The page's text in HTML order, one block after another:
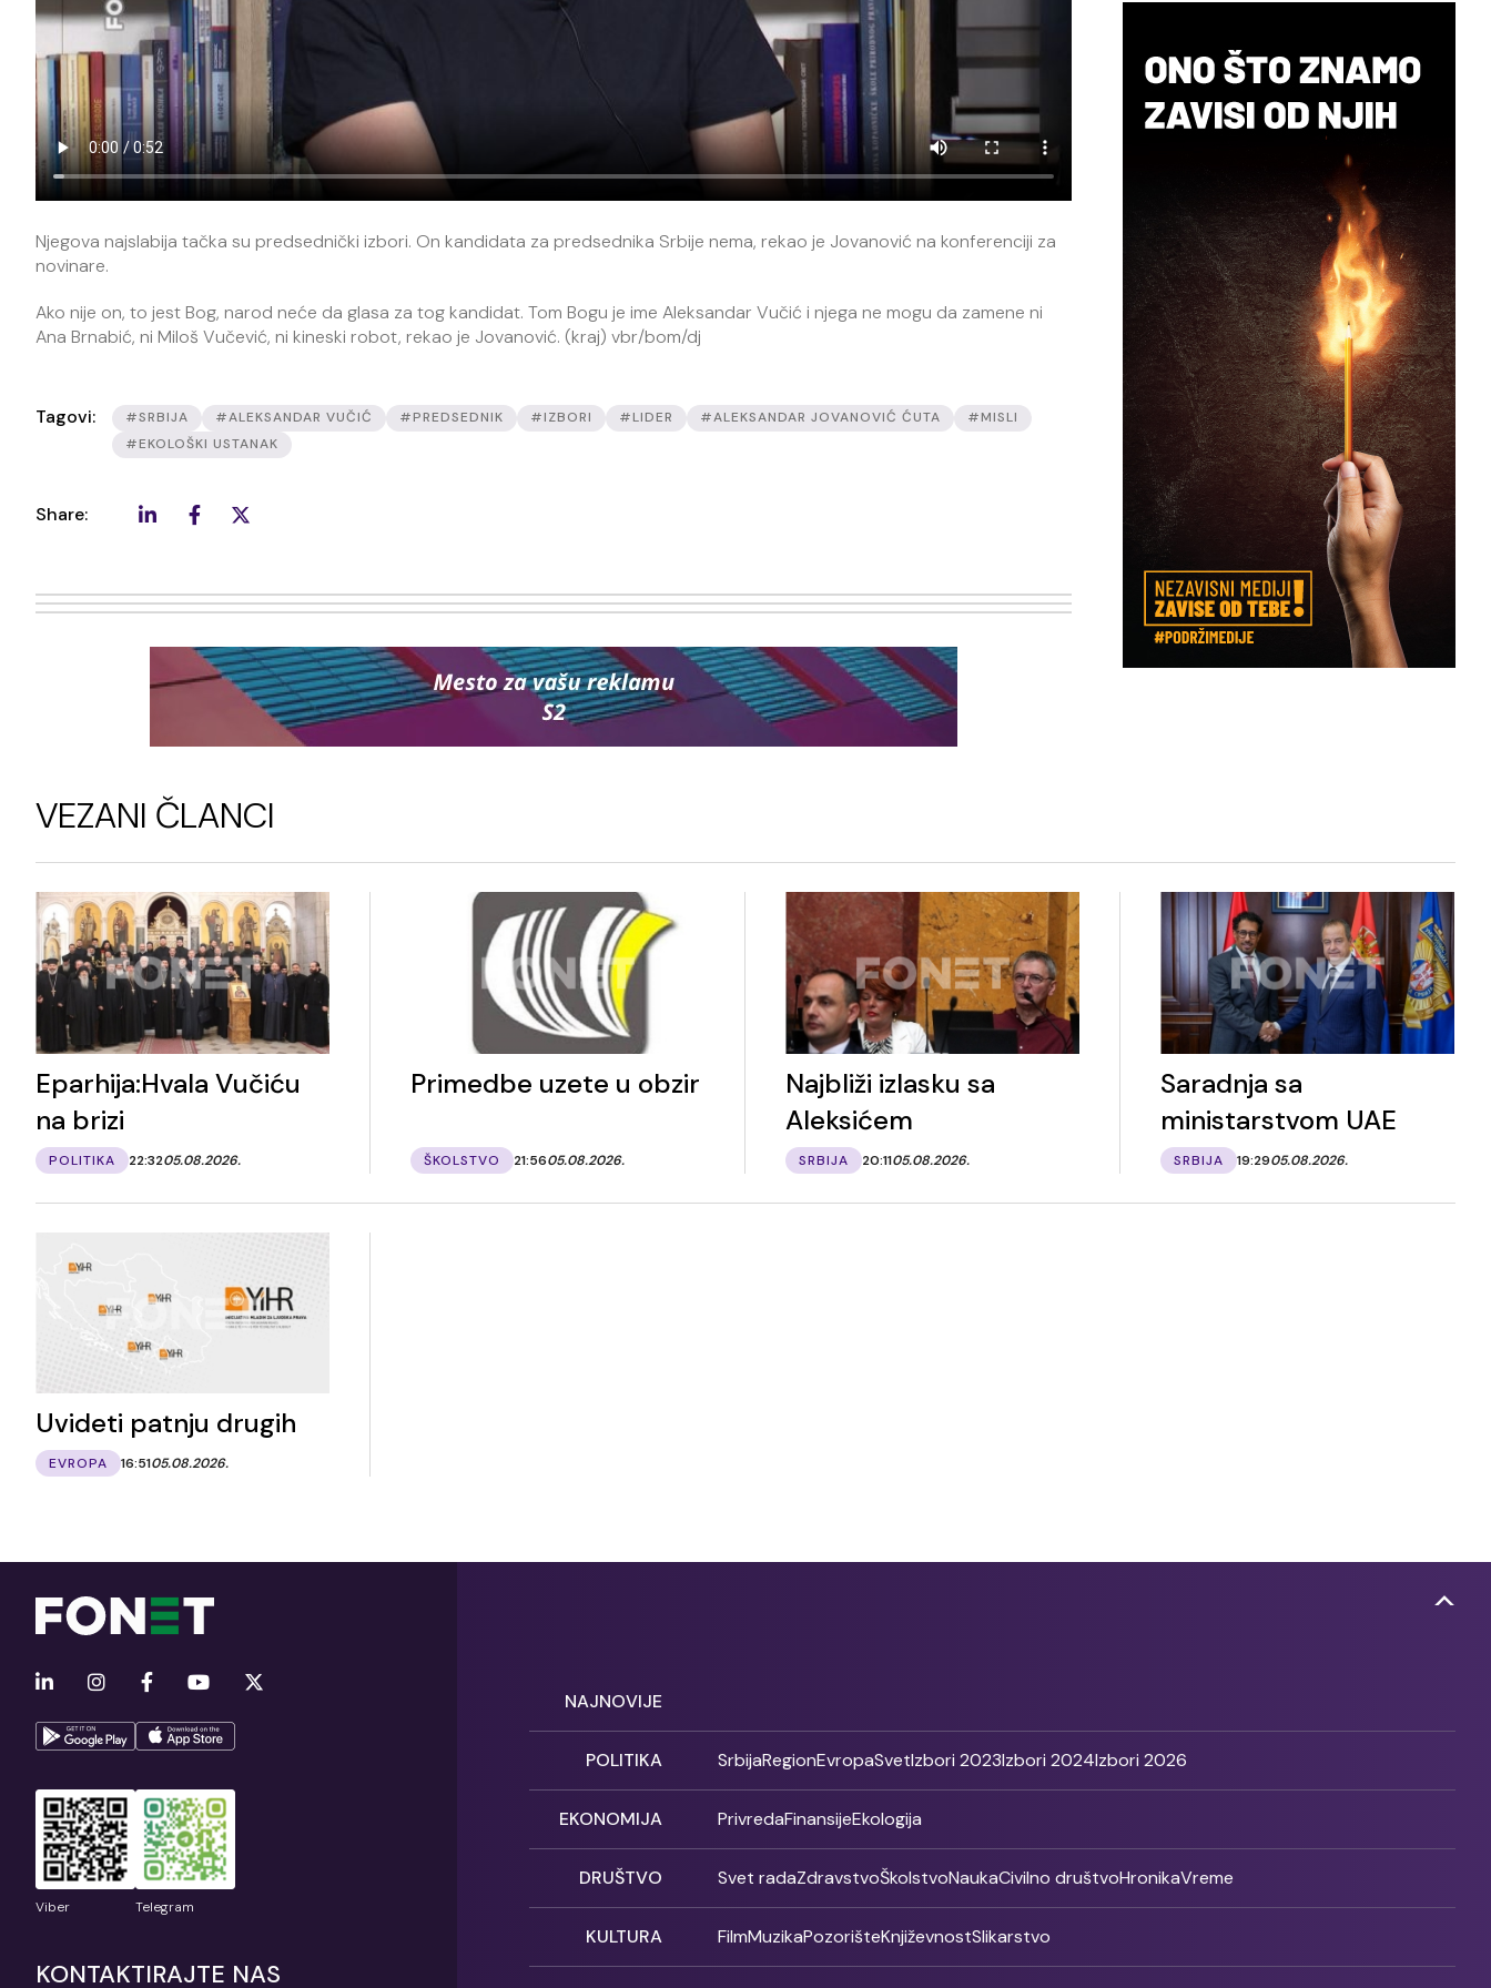
Njegova najslabija tačka su predsednički izbori. On kandidata za predsednika Srbije nema, rekao je Jovanović na konferenciji za
novinare.
Ako nije on, to jest Bog, narod neće da glasa za tog kandidat. Tom Bogu je ime Aleksandar Vučić i njega ne mogu da zamene ni
Ana Brnabić, ni Miloš Vučević, ni kineski robot, rekao je Jovanović. (kraj) vbr/bom/dj
Tagovi: #SRBIJA #ALEKSANDAR VUČIĆ #PREDSEDNIK #IZBORI #LIDER #ALEKSANDAR JOVANOVIĆ ĆUTA
#MISLI
#EKOLOŠKI USTANAK
Share:
VEZANI ČLANCI
Eparhija:Hvala Vučiću
na brizi
POLITIKA 22:3205.08.2026.
Primedbe uzete u obzir
ŠKOLSTVO 21:5605.08.2026.
Najbliži izlasku sa
Aleksićem
SRBIJA 20:1105.08.2026.
Saradnja sa
ministarstvom UAE
SRBIJA 19:2905.08.2026.
Uvideti patnju drugih
EVROPA 16:5105.08.2026.
Viber Telegram
KONTAKTIRAJTE NAS
NAJNOVIJE
POLITIKA SrbijaRegionEvropaSvetIzbori 2023Izbori 2024Izbori 2026
EKONOMIJA PrivredaFinansijeEkologija
DRUŠTVO Svet radaZdravstvoŠkolstvoNaukaCivilno društvoHronikaVreme
KULTURA FilmMuzikaPozorišteKnjiževnostSlikarstvo